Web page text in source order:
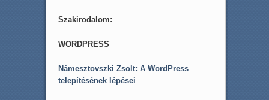
Szakirodalom:
WORDPRESS
Námesztovszki Zsolt: A WordPress
telepítésének lépései